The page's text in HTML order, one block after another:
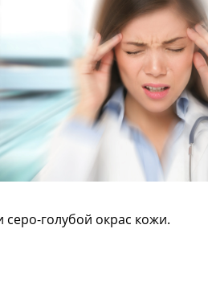
голубой окрас кожи.